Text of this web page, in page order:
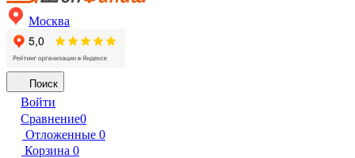
Москва
Поиск
Войти
Сравнение0
Отложенные 0
Корзина 0